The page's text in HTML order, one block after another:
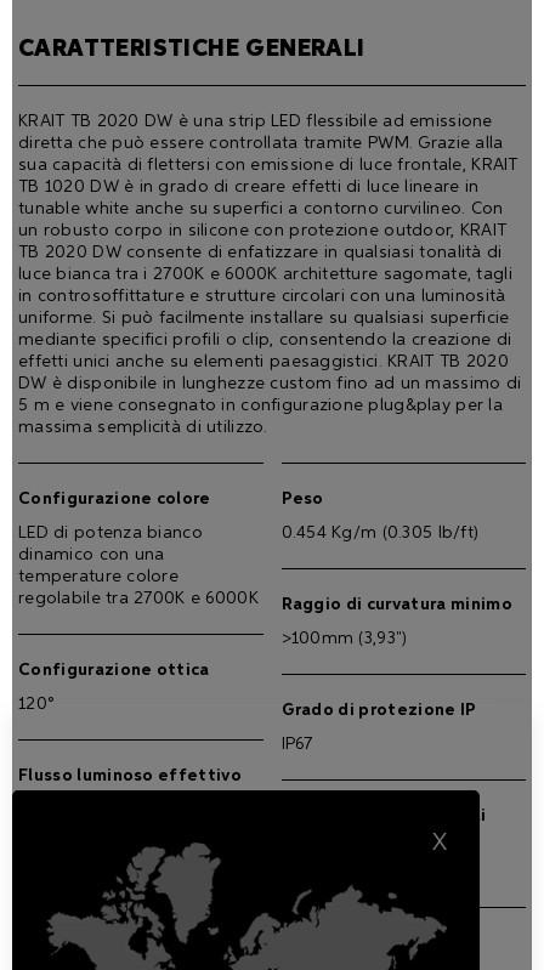
CARATTERISTICHE GENERALI
KRAIT TB 2020 DW è una strip LED flessibile ad emissione
diretta che può essere controllata tramite PWM. Grazie alla
sua capacità di flettersi con emissione di luce frontale, KRAIT
TB 1020 DW è in grado di creare effetti di luce lineare in
tunable white anche su superfici a contorno curvilineo. Con
un robusto corpo in silicone con protezione outdoor, KRAIT
TB 2020 DW consente di enfatizzare in qualsiasi tonalità di
luce bianca tra i 2700K e 6000K architetture sagomate, tagli
in controsoffittature e strutture circolari con una luminosità
uniforme. Si può facilmente installare su qualsiasi superficie
mediante specifici profili o clip, consentendo la creazione di
effetti unici anche su elementi paesaggistici. KRAIT TB 2020
DW è disponibile in lunghezze custom fino ad un massimo di
5 m e viene consegnato in configurazione plug&play per la
massima semplicità di utilizzo.
Configurazione colore
LED di potenza bianco
dinamico con una
temperature colore
regolabile tra 2700K e 6000K
Configurazione ottica
120°
Flusso luminoso effettivo
Max. lumen/Watt
59 lm/W al metro
Peso
0.454 Kg/m (0.305 lb/ft)
Raggio di curvatura minimo
>100mm (3,93")
Grado di protezione IP
IP67
Grado di resistenza agli
Limiti operativi esterni
X